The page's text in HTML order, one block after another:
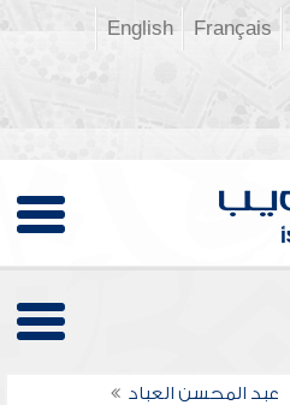
Français
English
عبد المحسن العباد